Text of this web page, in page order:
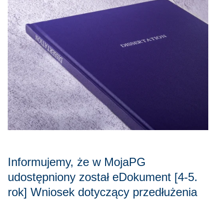
Informujemy, że w MojaPG
udostępniony został eDokument [4-5.
rok] Wniosek dotyczący przedłużenia